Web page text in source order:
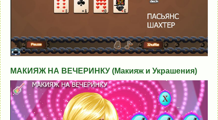
МАКИЯЖ НА ВЕЧЕРИНКУ (Макияж и Украшения)